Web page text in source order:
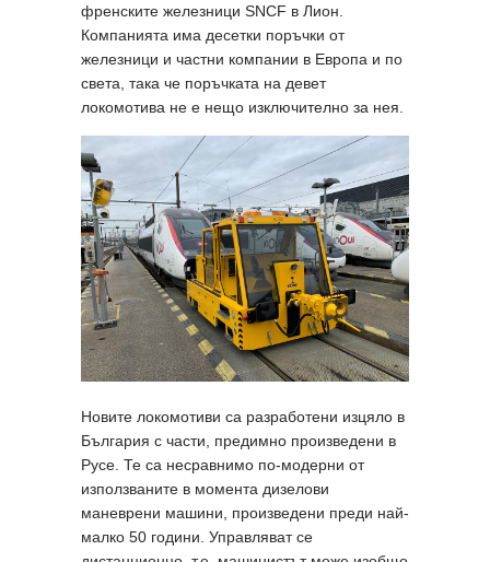
френските железници SNCF в Лион.
Компанията има десетки поръчки от
железници и частни компании в Европа и по
света, така че поръчката на девет
локомотива не е нещо изключително за нея.
Новите локомотиви са разработени изцяло в
България с части, предимно произведени в
Русе. Те са несравнимо по-модерни от
използваните в момента дизелови
маневрени машини, произведени преди най-
малко 50 години. Управляват се